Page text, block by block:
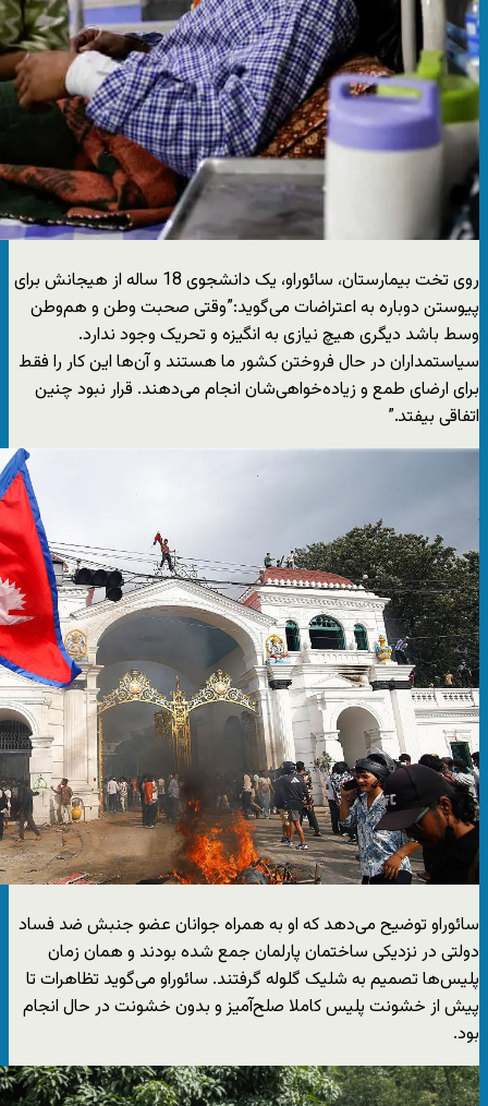
روی تخت بیمارستان، سائوراو، یک دانشجوی 18 ساله از هیجانش برای
پیوستن دوباره به اعتراضات می‌گوید:”وقتی صحبت وطن و هم‌وطن
وسط باشد دیگری هیچ نیازی به انگیزه و تحریک وجود ندارد.
سیاستمداران در حال فروختن کشور ما هستند و آن‌ها این کار را فقط
برای ارضای طمع و زیاده‌خواهی‌شان انجام می‌دهند. قرار نبود چنین
اتفاقی بیفتد.”
سائوراو توضیح می‌دهد که او به همراه جوانان عضو جنبش ضد فساد
دولتی در نزدیکی ساختمان پارلمان جمع شده بودند و همان زمان
پلیس‌ها تصمیم به شلیک گلوله گرفتند. سائوراو می‌گوید تظاهرات تا
پیش از خشونت پلیس کاملا صلح‌آمیز و بدون خشونت در حال انجام
بود.